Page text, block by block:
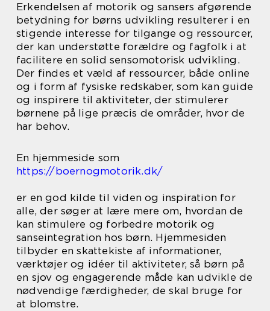
Erkendelsen af motorik og sansers afgørende
betydning for børns udvikling resulterer i en
stigende interesse for tilgange og ressourcer,
der kan understøtte forældre og fagfolk i at
facilitere en solid sensomotorisk udvikling.
Der findes et væld af ressourcer, både online
og i form af fysiske redskaber, som kan guide
og inspirere til aktiviteter, der stimulerer
børnene på lige præcis de områder, hvor de
har behov.
En hjemmeside som
https://boernogmotorik.dk/
er en god kilde til viden og inspiration for
alle, der søger at lære mere om, hvordan de
kan stimulere og forbedre motorik og
sanseintegration hos børn. Hjemmesiden
tilbyder en skattekiste af informationer,
værktøjer og idéer til aktiviteter, så børn på
en sjov og engagerende måde kan udvikle de
nødvendige færdigheder, de skal bruge for
at blomstre.